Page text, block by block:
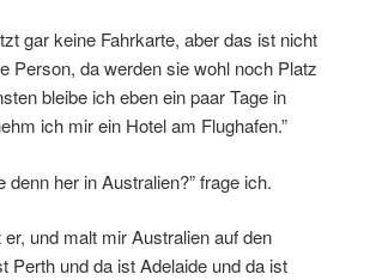
gar keine Fahrkarte, aber das ist nicht
Person, da werden sie wohl noch Platz
bleibe ich eben ein paar Tage in
ich mir ein Hotel am Flughafen.”
denn her in Australien?” frage ich.
er, und malt mir Australien auf den
Perth und da ist Adelaide und da ist